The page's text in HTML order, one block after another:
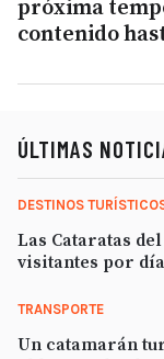
próxima
contenido
ÚLTIMAS
DESTINOS
Las Cataratas
visitantes por día
TRANSPORTE
Un catamarán